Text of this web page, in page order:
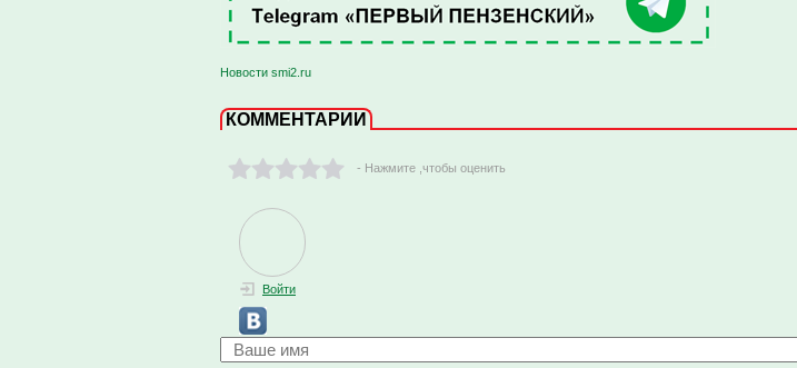
Новости smi2.ru
КОММЕНТАРИИ
- Нажмите ,чтобы оценить
Войти